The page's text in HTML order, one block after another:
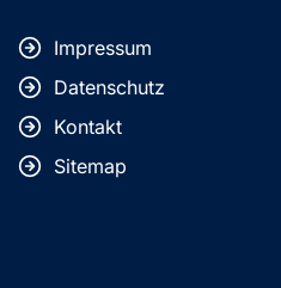
Impressum
Datenschutz
Kontakt
Sitemap